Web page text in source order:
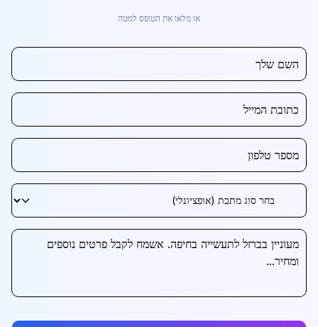
או מלאו את הטופס למטה